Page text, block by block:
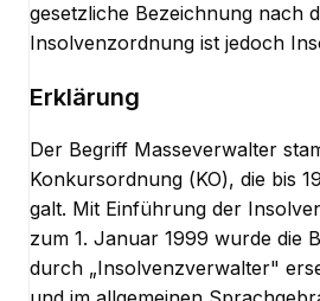
gesetzliche Bezeichnung nach
Insolvenzordnung ist jedoch
Erklärung
Der Begriff Masseverwalter
Konkursordnung (KO), die bis
galt. Mit Einführung der
zum 1. Januar 1999 wurde die
durch „Insolvenzverwalter"